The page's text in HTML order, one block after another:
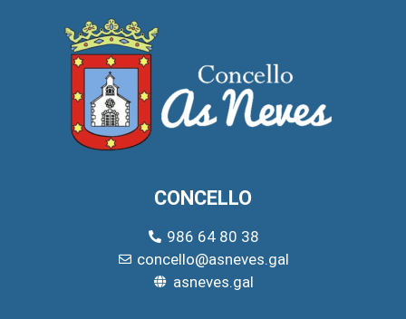
CONCELLO
986 64 80 38
concello@asneves.gal
asneves.gal